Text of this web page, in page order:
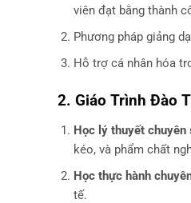
viên đạt bằng thành
Phương pháp giảng
Hỗ trợ cá nhân hóa
2. Giáo Trình Đào
Học lý thuyết chuyên
kéo, và phẩm chất
Học thực hành
tế.